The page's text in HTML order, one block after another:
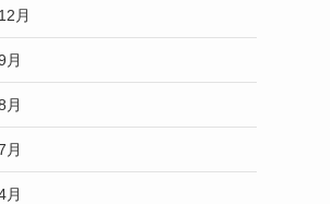
月
月
月
月
月